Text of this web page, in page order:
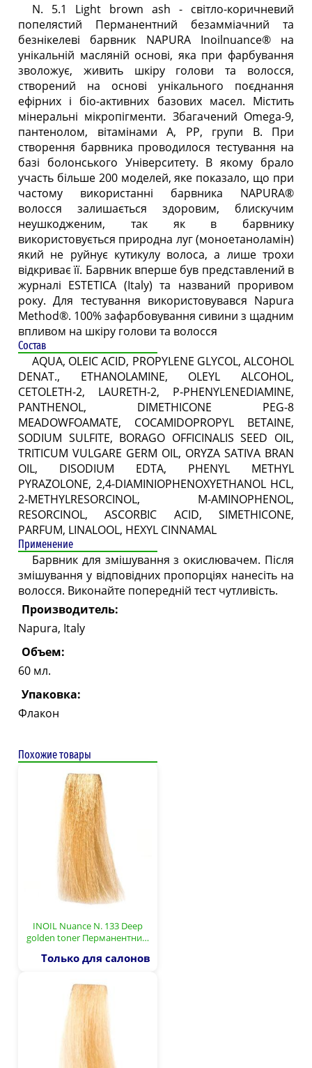
N. 5.1 Light brown ash - світло-коричневий
попелястий Перманентний безамміачний та
безнікелеві барвник NAPURA Inoilnuance® на
унікальній масляній основі, яка при фарбування
зволожує, живить шкіру голови та волосся,
створений на основі унікального поєднання
ефірних і біо-активних базових масел. Містить
мінеральні мікропігменти. Збагачений Omega-9,
пантенолом, вітамінами А, РР, групи B. При
створення барвника проводилося тестування на
базі болонського Університету. В якому брало
участь більше 200 моделей, яке показало, що при
частому використанні барвника NAPURA®
волосся залишається здоровим, блискучим
неушкодженим, так як в барвнику
використовується природна луг (моноетаноламін)
який не руйнує кутикулу волоса, а лише трохи
відкриває її. Барвник вперше був представлений в
журналі ESTETICA (Italy) та названий проривом
року. Для тестування використовувався Napura
Method®. 100% зафарбовування сивини з щадним
впливом на шкіру голови та волосся
Состав
AQUA, OLEIC ACID, PROPYLENE GLYCOL, ALCOHOL
DENAT., ETHANOLAMINE, OLEYL ALCOHOL,
CETOLETH-2, LAURETH-2, P-PHENYLENEDIAMINE,
PANTHENOL, DIMETHICONE PEG-8
MEADOWFOAMATE, COCAMIDOPROPYL BETAINE,
SODIUM SULFITE, BORAGO OFFICINALIS SEED OIL,
TRITICUM VULGARE GERM OIL, ORYZA SATIVA BRAN
OIL, DISODIUM EDTA, PHENYL METHYL
PYRAZOLONE, 2,4-DIAMINIOPHENOXYETHANOL HCL,
2-METHYLRESORCINOL, M-AMINOPHENOL,
RESORCINOL, ASCORBIC ACID, SIMETHICONE,
PARFUM, LINALOOL, HEXYL CINNAMAL
Применение
Барвник для змішування з окислювачем. Після
змішування у відповідних пропорціях нанесіть на
волосся. Виконайте попередній тест чутливість.
Производитель:
Napura, Italy
Объем:
60 мл.
Упаковка:
Флакон
Похожие товары
INOIL Nuance N. 133 Deep
golden toner Перманентни…
Только для салонов